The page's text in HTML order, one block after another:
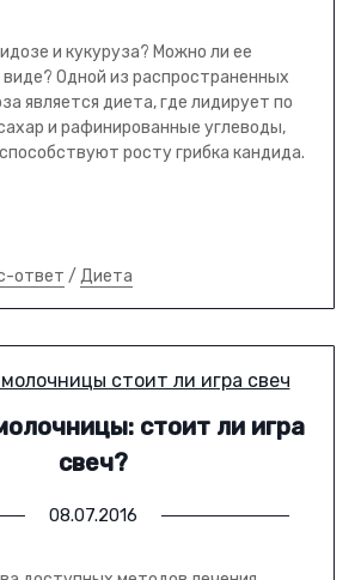
и кукуруза? Можно ли ее
виде? Одной из распространенных
является диета, где лидирует по
и рафинированные углеводы,
росту грибка кандида.
ответ / Диета
стоит ли игра
свеч?
08.07.2016